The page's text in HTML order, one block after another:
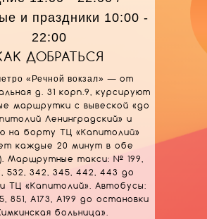
и праздники 10:00 -
22:00
«Речной вокзал» — от
д. 31 корп.9, курсируют
маршрутки с вывеской «до
Ленинградский» и
на борту ТЦ «Капитолий»
каждые 20 минут в обе
Маршрутные такси: № 199,
532, 342, 345, 442, 443 до
ТЦ «Капитолий». Автобусы:
851, А173, А199 до остановки
больница».
ДОБРАТЬСЯ